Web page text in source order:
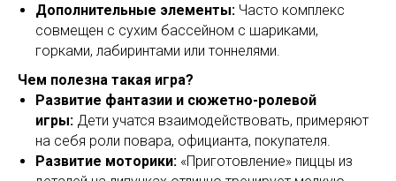
Дополнительные элементы: Часто комплекс
совмещен с сухим бассейном с шариками,
горками, лабиринтами или тоннелями.
Чем полезна такая игра?
Развитие фантазии и сюжетно-ролевой
игры: Дети учатся взаимодействовать, примеряют
на себя роли повара, официанта, покупателя.
Развитие моторики: «Приготовление» пиццы из